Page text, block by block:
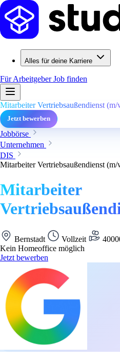
Alles für deine Karriere
Für ArbeitgeberJob finden
Mitarbeiter Vertriebsaußendienst
Jetzt bewerben
Jobbörse
Unternehmen
DIS
Mitarbeiter Vertriebsaußendienst
Mitarbeiter
Bernstadt Vollzeit
Kein Homeoffice möglich
Jetzt bewerben